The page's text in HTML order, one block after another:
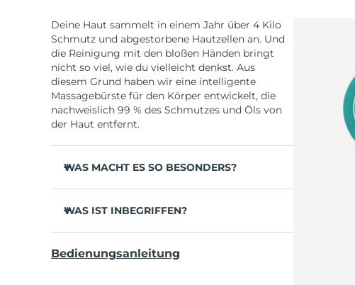
Deine Haut sammelt in einem Jahr über 4 Kilo
Schmutz und abgestorbene Hautzellen an. Und
die Reinigung mit den bloßen Händen bringt
nicht so viel, wie du vielleicht denkst. Aus
diesem Grund haben wir eine intelligente
Massagebürste für den Körper entwickelt, die
nachweislich 99 % des Schmutzes und Öls von
der Haut entfernt.
WAS MACHT ES SO BESONDERS?
Nylonborsten.
Reinigt gründlich, um Hautunreinheiten am
Verbessert das Erscheinungsbild von Cellulite.
WAS IST INBEGRIFFEN?
USB-Ladekabel
Bedienungsanleitung